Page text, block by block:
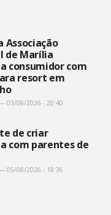
Associação
de Marília
consumidor com
resort em
03/08/2026 - 20:40
de criar
com parentes de
05/08/2026 - 18:36